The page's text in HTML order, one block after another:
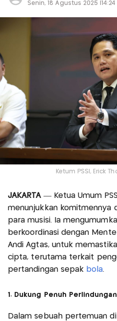
Senin, 18 Agustus 2025 |14:24
Ketum PSSI, Erick
JAKARTA— Ketua Umum
menunjukkan komitmennya
para musisi. Ia
berkoordinasi dengan
Andi Agtas, untuk
cipta, terutama terkait
pertandingan sepak bola.
1. Dukung Penuh
Dalam sebuah pertemuan di